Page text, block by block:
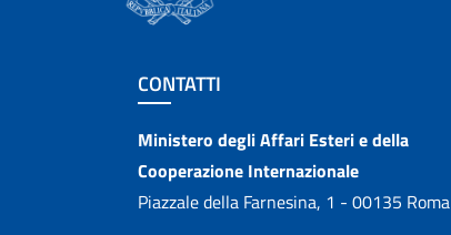
Sezione footer
CONTATTI
Contatti
Ministero degli Affari Esteri e della
Cooperazione Internazionale
Piazzale della Farnesina, 1 - 00135 Roma